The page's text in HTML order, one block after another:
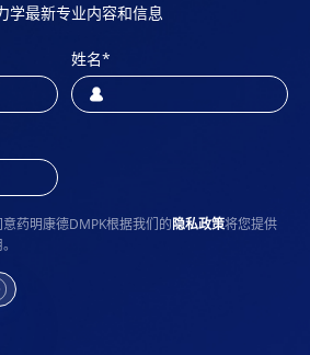
学最新专业内容和信息
姓名*
药明康德DMPK根据我们的隐私政策将您提供